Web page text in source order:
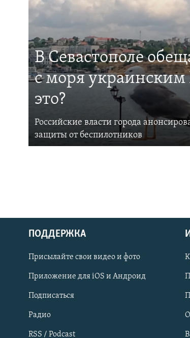
Українською
Qırımtatar
ПРИСОЕДИНЯЙТЕСЬ!
В Севастополе
с моря
это?
Российские власти города
защиты от беспилотников
ПОДДЕРЖКА
Присылайте свои видео и фото
Приложение для iOS и Андроид
Подписаться
Радио
RSS / Podcast